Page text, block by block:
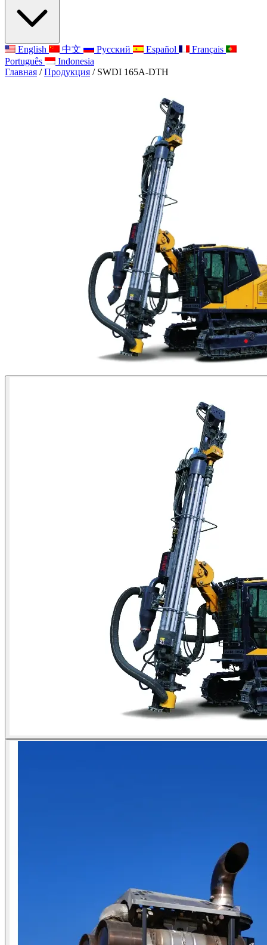
English 中文 Русский Español
Français
Português
Indonesia
Главная / Продукция / SWDI 165A-DTH